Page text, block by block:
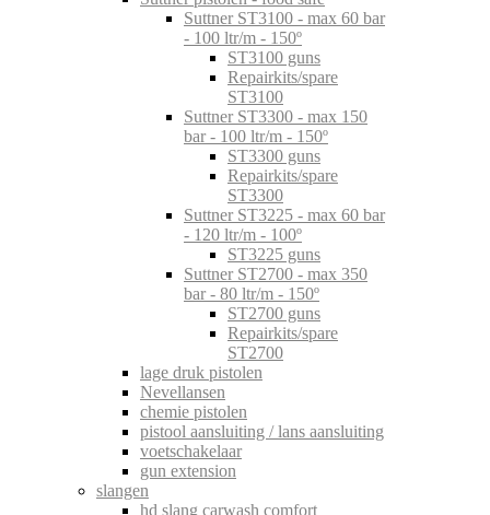
Suttner ST3100 - max 60 bar
- 100 ltr/m - 150º
ST3100 guns
Repairkits/spare
ST3100
Suttner ST3300 - max 150
bar - 100 ltr/m - 150º
ST3300 guns
Repairkits/spare
ST3300
Suttner ST3225 - max 60 bar
- 120 ltr/m - 100º
ST3225 guns
Suttner ST2700 - max 350
bar - 80 ltr/m - 150º
ST2700 guns
Repairkits/spare
ST2700
lage druk pistolen
Nevellansen
chemie pistolen
pistool aansluiting / lans aansluiting
voetschakelaar
gun extension
slangen
hd slang carwash comfort